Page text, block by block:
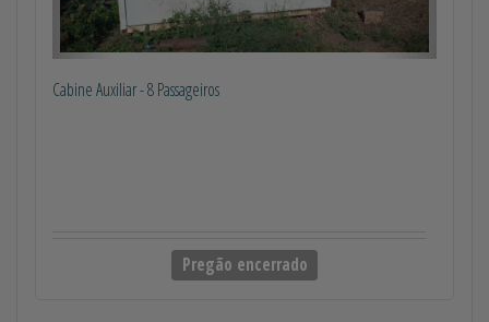
Cabine Auxiliar - 8 Passageiros
Pregão encerrado